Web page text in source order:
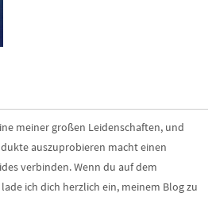
meiner großen Leidenschaften, und
auszuprobieren macht einen
verbinden. Wenn du auf dem
ich dich herzlich ein, meinem Blog zu